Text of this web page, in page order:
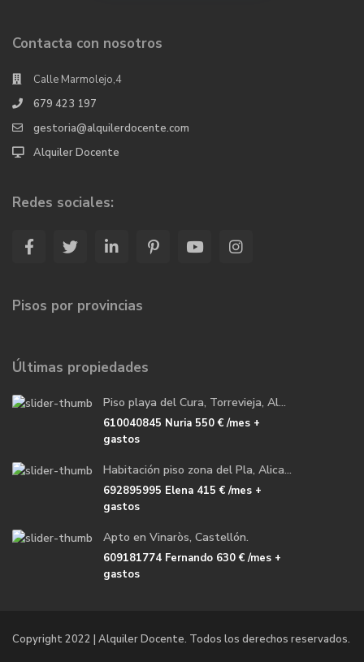
Contacta con nosotros
Calle Marmolejo,4
679 423 197
gestoria@alquilerdocente.com
Alquiler Docente
Redes sociales:
Pisos por provincias
Últimas propiedades
Piso playa del Cura, Torrevieja, Al...
610040845 Nuria 550 €/mes +
gastos
Habitación piso zona del Pla, Alica...
692895995 Elena 415 €/mes +
gastos
Apto en Vinaròs, Castellón.
609181774 Fernando 630 €/mes +
gastos
Copyright 2022 | Alquiler Docente. Todos los derechos reservados.